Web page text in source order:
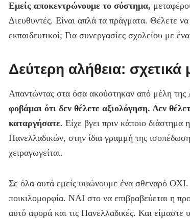
Εμείς αποκεντρώνουμε το σύστημα,
Διευθυντές. Είναι απλά τα πράγματα. Θέλετε
εκπαιδευτικοί; Για συνεργασίες σχολείου με
Δεύτερη αλήθεια: σχετικά
Απαντώντας στα όσα ακούστηκαν από μέλη της
φοβάμαι ότι δεν θέλετε αξιολόγηση. Δεν
καταργήσατε. Είχε βγει πριν κάποιο
Πανελλαδικών, στην ίδια γραμμή της
χειραγωγείται.
Σε όλα αυτά εμείς υψώνουμε ένα σθεναρό ΟΧΙ.
ποικιλομορφία. ΝΑΙ στο να επιβραβεύεται η
αυτό αφορά και τις Πανελλαδικές. Και